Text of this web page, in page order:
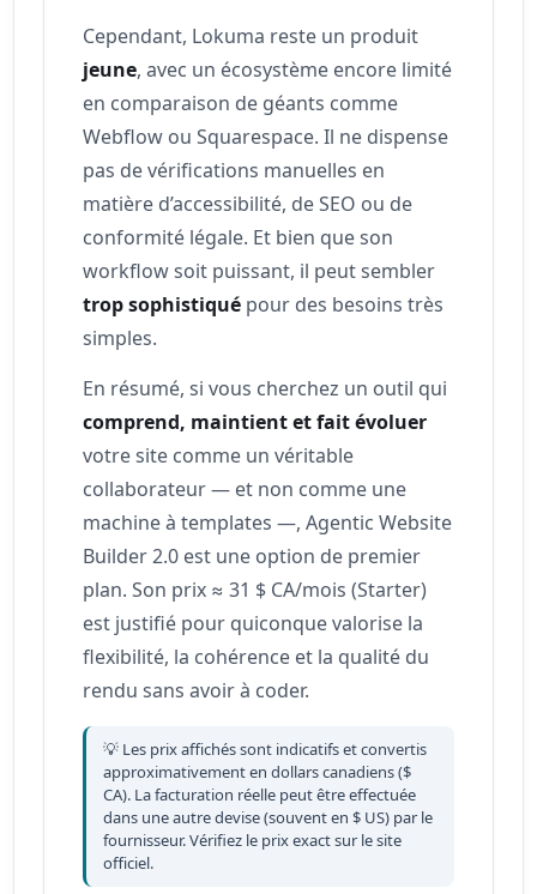
Cependant, Lokuma reste un produit
jeune, avec un écosystème encore limité
en comparaison de géants comme
Webflow ou Squarespace. Il ne dispense
pas de vérifications manuelles en
matière d’accessibilité, de SEO ou de
conformité légale. Et bien que son
workflow soit puissant, il peut sembler
trop sophistiqué pour des besoins très
simples.
En résumé, si vous cherchez un outil qui
comprend, maintient et fait évoluer
votre site comme un véritable
collaborateur — et non comme une
machine à templates —, Agentic Website
Builder 2.0 est une option de premier
plan. Son prix ≈ 31 $ CA/mois (Starter)
est justifié pour quiconque valorise la
flexibilité, la cohérence et la qualité du
rendu sans avoir à coder.
💡 Les prix affichés sont indicatifs et convertis
approximativement en dollars canadiens ($
CA). La facturation réelle peut être effectuée
dans une autre devise (souvent en $ US) par le
fournisseur. Vérifiez le prix exact sur le site
officiel.